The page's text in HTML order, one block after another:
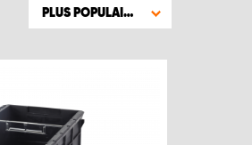
PLUS POPULAIRE